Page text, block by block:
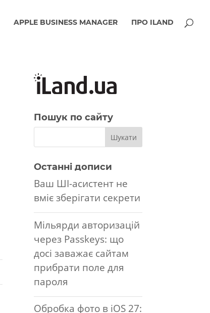
APPLE BUSINESS MANAGER ПРО ILAND
Пошук по сайту
Останні дописи
Ваш ШІ-асистент не
вміє зберігати секрети
Мільярди авторизацій
через Passkeys: що
досі заважає сайтам
прибрати поле для
пароля
Обробка фото в iOS 27: